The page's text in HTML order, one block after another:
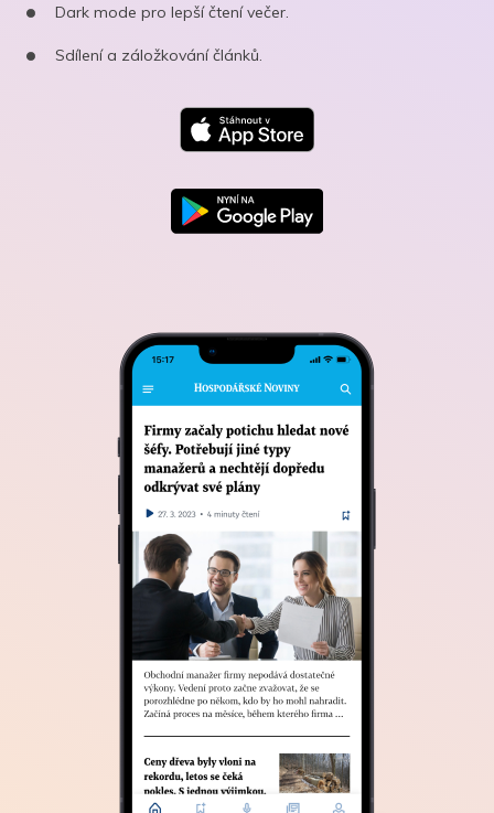
Dark mode pro lepší čtení večer.
Sdílení a záložkování článků.